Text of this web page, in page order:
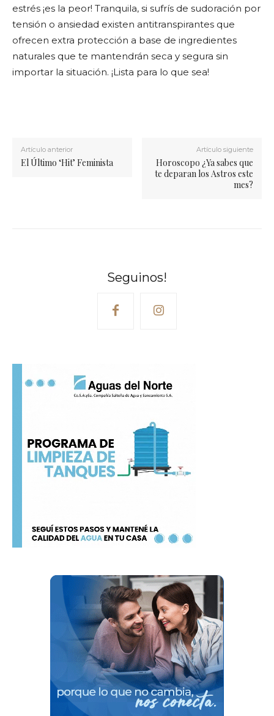
estrés ¡es la peor! Tranquila, si sufrís de sudoración por
tensión o ansiedad existen antitranspirantes que
ofrecen extra protección a base de ingredientes
naturales que te mantendrán seca y segura sin
importar la situación. ¡Lista para lo que sea!
Artículo anterior
El Último ‘Hit’ Feminista
Artículo siguiente
Horoscopo ¿Ya sabes que
te deparan los Astros este
mes?
Seguinos!